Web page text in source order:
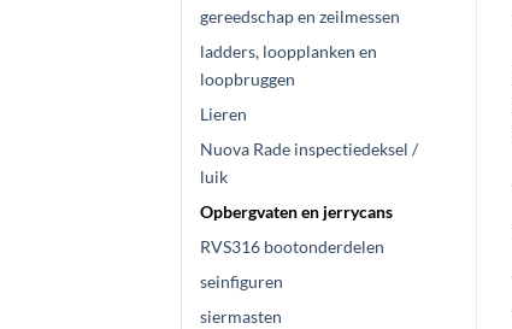
gereedschap en zeilmessen
ladders, loopplanken en
loopbruggen
Lieren
Nuova Rade inspectiedeksel /
luik
Opbergvaten en jerrycans
RVS316 bootonderdelen
seinfiguren
siermasten